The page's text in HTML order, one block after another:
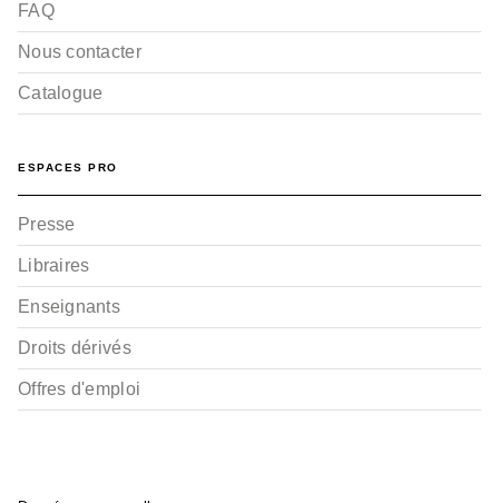
FAQ
Nous contacter
Catalogue
ESPACES PRO
Presse
Libraires
Enseignants
Droits dérivés
Offres d'emploi